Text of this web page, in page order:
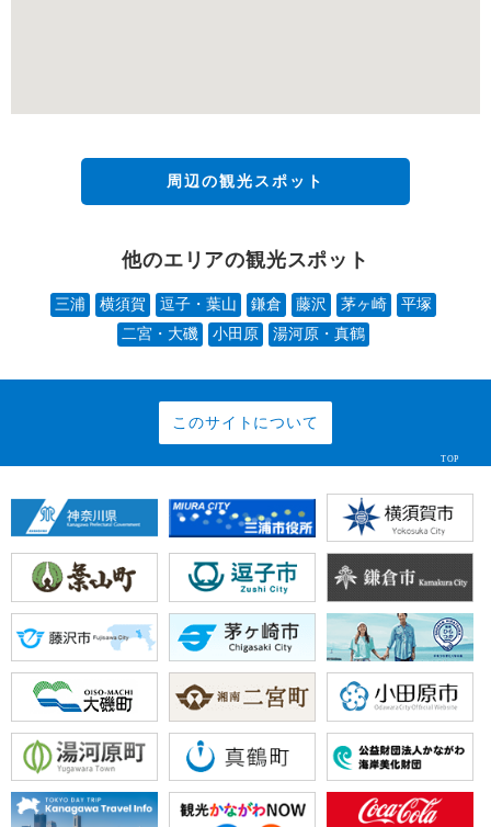
周辺の観光スポット
他のエリアの観光スポット
三浦 横須賀 逗子・葉山 鎌倉 藤沢 茅ヶ崎
平塚
二宮・大磯
小田原 湯河原・真鶴
このサイトについて
TOP